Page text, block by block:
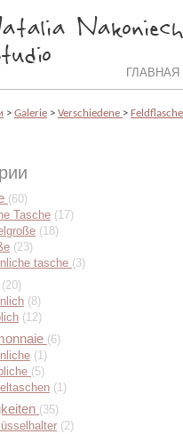
ГЛАВНАЯ
> Galerie > Verschiedene > Feldflasche
(60)
Tasche (17)
(18)
(23)
tasche (3)
(20)
(8)
(12)
(6)
(1)
(5)
(1)
(35)
(2)